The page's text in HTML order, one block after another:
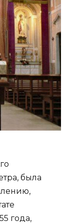
была
года,